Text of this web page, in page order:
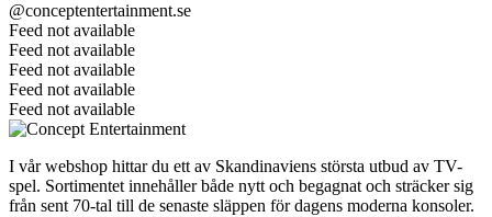
@conceptentertainment.se
Feed not available
Feed not available
Feed not available
Feed not available
Feed not available
I vår webshop hittar du ett av Skandinaviens största utbud av TV-
spel. Sortimentet innehåller både nytt och begagnat och sträcker sig
från sent 70-tal till de senaste släppen för dagens moderna konsoler.